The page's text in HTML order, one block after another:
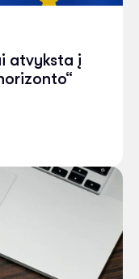
atvyksta į